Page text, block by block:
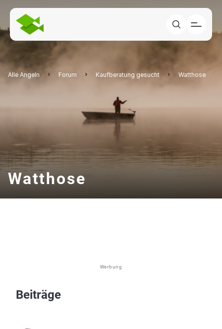
Alle Angeln Forum Kaufberatung gesucht Watthose
Watthose
Werbung
Beiträge